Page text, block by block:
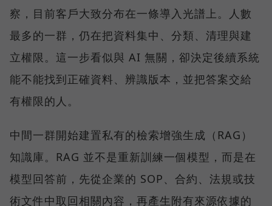
察，目前客戶大致分布在一條導入光譜上。人數
最多的一群，仍在把資料集中、分類、清理與建
立權限。這一步看似與 AI 無關，卻決定後續系統
能不能找到正確資料、辨識版本，並把答案交給
有權限的人。
中間一群開始建置私有的檢索增強生成（RAG）
知識庫。RAG 並不是重新訓練一個模型，而是在
模型回答前，先從企業的 SOP、合約、法規或技
術文件中取回相關內容，再產生附有來源依據的